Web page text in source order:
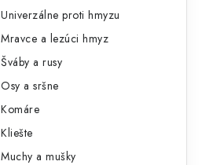
Univerzálne proti hmyzu
Mravce a lezúci hmyz
Šváby a rusy
Osy a sršne
Komáre
Kliešte
Muchy a mušky